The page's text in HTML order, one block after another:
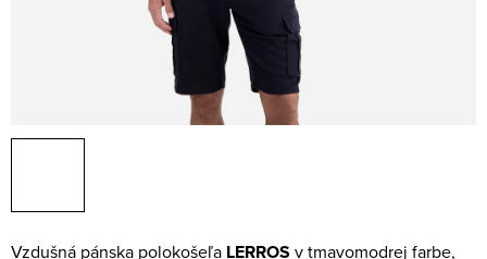
Vzdušná pánska polokošeľa LERROS v tmavomodrej farbe,